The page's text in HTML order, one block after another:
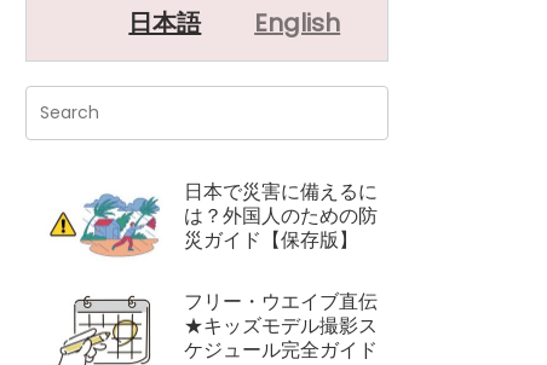
日本語 English
日本で災害に備えるに
は？外国人のための防
災ガイド【保存版】
フリー・ウエイブ直伝
★キッズモデル撮影ス
ケジュール完全ガイド